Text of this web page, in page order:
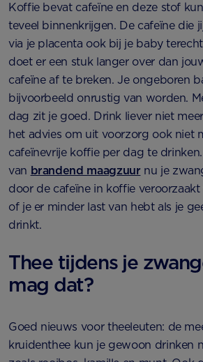
Koffie bevat cafeïne en deze stof
teveel binnenkrijgen. De cafeïne die
via je placenta ook bij je baby
doet er een stuk langer over dan
cafeïne af te breken. Je ongeboren
bijvoorbeeld onrustig van worden.
dag zit je goed. Drink liever niet
het advies om uit voorzorg ook niet
cafeïnevrije koffie per dag te
van brandend maagzuur nu je
door de cafeïne in koffie
of je er minder last van hebt als je
drinkt.
Thee tijdens je
mag dat?
Goed nieuws voor theeleuten: de
kruidenthee kun je gewoon drinken